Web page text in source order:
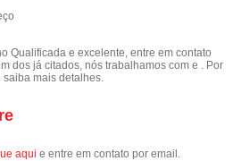
Qualificada e excelente, entre em contato
dos já citados, nós trabalhamos com e . Por
saiba mais detalhes.
aqui e entre em contato por email.